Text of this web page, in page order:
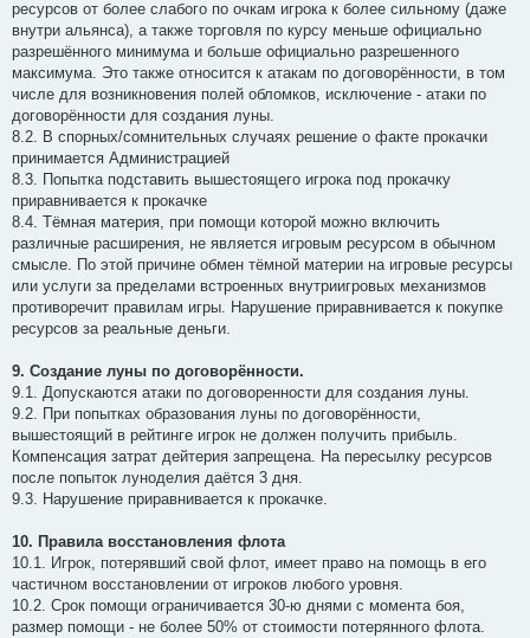
ресурсов от более слабого по очкам игрока к более сильному (даже
внутри альянса), а также торговля по курсу меньше официально
разрешённого минимума и больше официально разрешенного
максимума. Это также относится к атакам по договорённости, в том
числе для возникновения полей обломков, исключение - атаки по
договорённости для создания луны.
8.2. B спорных/сомнительных случаях решение о факте прокачки
принимается Администрацией
8.3. Попытка подставить вышестоящего игрока под прокачку
приравнивается к прокачке
8.4. Тёмная материя, при помощи которой можно включить
различные расширения, не является игровым ресурсом в обычном
смысле. По этой причине обмен тёмной материи на игровые ресурсы
или услуги за пределами встроенных внутриигровых механизмов
противоречит правилам игры. Нарушение приравнивается к покупке
ресурсов за реальные деньги.
9. Создание луны по договорённости.
9.1. Допускаются атаки по договоренности для создания луны.
9.2. При попытках образования луны по договорённости,
вышестоящий в рейтинге игрок не должен получить прибыль.
Компенсация затрат дейтерия запрещена. На пересылку ресурсов
после попыток луноделия даётся 3 дня.
9.3. Нарушение приравнивается к прокачке.
10. Правила восстановления флота
10.1. Игрок, потерявший свой флот, имеет право на помощь в его
частичном восстановлении от игроков любого уровня.
10.2. Срок помощи ограничивается 30-ю днями с момента боя,
размер помощи - не более 50% от стоимости потерянного флота.